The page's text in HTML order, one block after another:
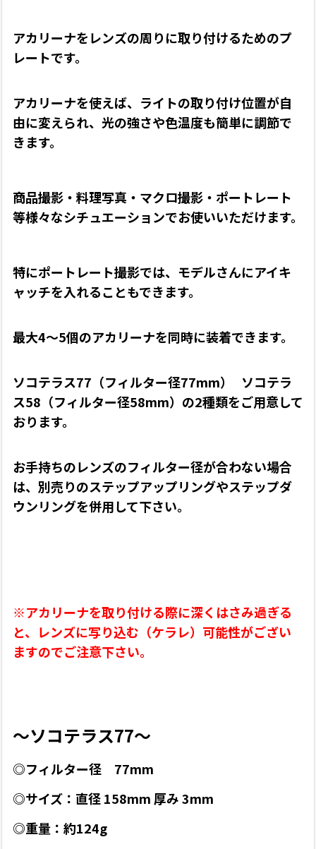
アカリーナをレンズの周りに取り付けるためのプ
レートです。
アカリーナを使えば、ライトの取り付け位置が自
由に変えられ、光の強さや色温度も簡単に調節で
きます。
商品撮影・料理写真・マクロ撮影・ポートレート
等様々なシチュエーションでお使いいただけます。
特にポートレート撮影では、モデルさんにアイキ
ャッチを入れることもできます。
最大4〜5個のアカリーナを同時に装着できます。
ソコテラス77（フィルター径77mm） ソコテラ
ス58（フィルター径58mm）の2種類をご用意して
おります。
お手持ちのレンズのフィルター径が合わない場合
は、別売りのステップアップリングやステップダ
ウンリングを併用して下さい。
※アカリーナを取り付ける際に深くはさみ過ぎる
と、レンズに写り込む（ケラレ） 可能性がござい
ますのでご注意下さい。
〜ソコテラス77〜
◎フィルター径 77mm
◎サイズ：直径 158mm 厚み 3mm
◎重量：約124g